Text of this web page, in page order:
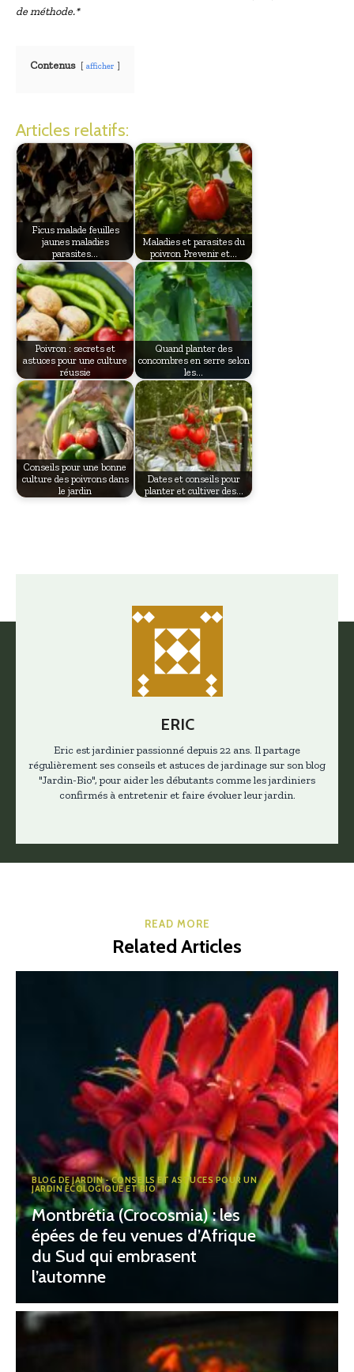
de méthode.*
Contenus afficher
Articles relatifs:
Ficus malade feuilles
jaunes maladies
parasites…
Maladies et parasites du
poivron Prevenir et…
Poivron : secrets et
astuces pour une culture
réussie
Quand planter des
concombres en serre selon
les…
Conseils pour une bonne
culture des poivrons dans
le jardin
Dates et conseils pour
planter et cultiver des…
ERIC
Eric est jardinier passionné depuis 22 ans. Il partage
régulièrement ses conseils et astuces de jardinage sur son blog
"Jardin-Bio", pour aider les débutants comme les jardiniers
confirmés à entretenir et faire évoluer leur jardin.
READ MORE
Related Articles
BLOG DE JARDIN - CONSEILS ET ASTUCES POUR UN
JARDIN ÉCOLOGIQUE ET BIO
Montbrétia (Crocosmia) : les
épées de feu venues d’Afrique
du Sud qui embrasent
l’automne